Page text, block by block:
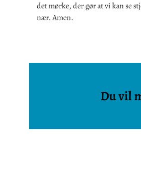
det mørke, der gør at vi kan se
nær. Amen.
Du vil